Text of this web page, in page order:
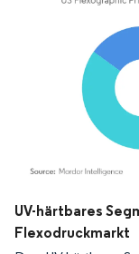
Bild © Mordor
UV-härtbares
Flexodruckmarkt